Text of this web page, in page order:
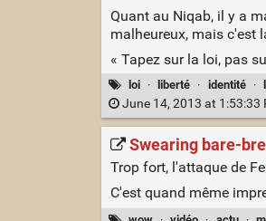
Quant au Niqab, il y a
malheureux, mais c'est
« Tapez sur la loi, pas
loi · liberté · identité ·
June 14, 2013 at 1:53:33
Swearing bare-
Trop fort, l'attaque de
C'est quand même